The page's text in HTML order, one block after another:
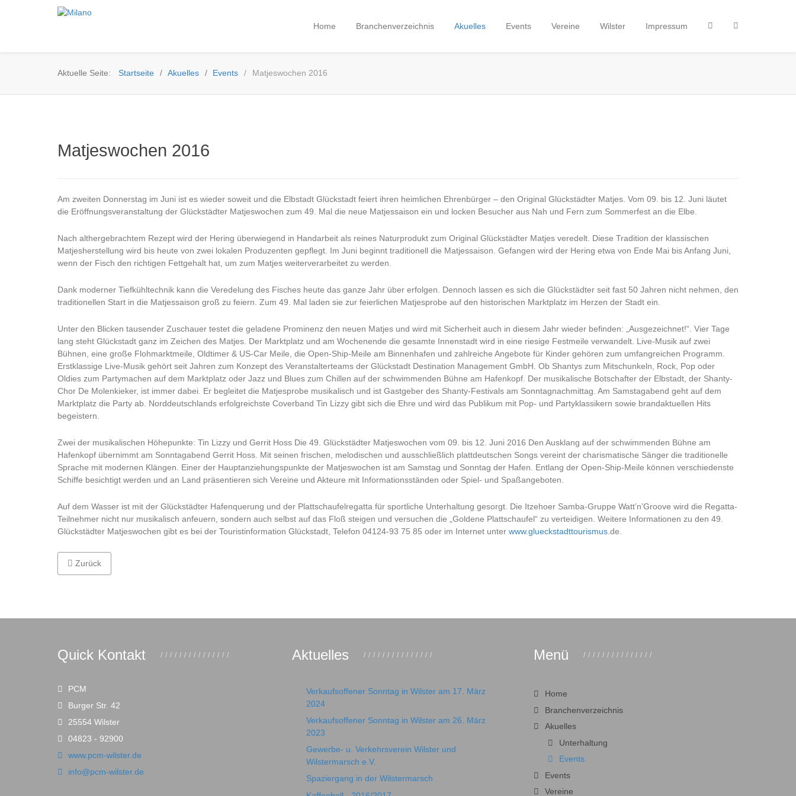
Home Branchenverzeichnis Akuelles Events Vereine Wilster Impressum
Aktuelle Seite: Startseite Akuelles Events Matjeswochen 2016
Matjeswochen 2016
Am zweiten Donnerstag im Juni ist es wieder soweit und die Elbstadt Glückstadt feiert ihren heimlichen Ehrenbürger – den Original Glückstädter Matjes. Vom 09. bis 12. Juni läutet
die Eröffnungsveranstaltung der Glückstädter Matjeswochen zum 49. Mal die neue Matjessaison ein und locken Besucher aus Nah und Fern zum Sommerfest an die Elbe.
Nach althergebrachtem Rezept wird der Hering überwiegend in Handarbeit als reines Naturprodukt zum Original Glückstädter Matjes veredelt. Diese Tradition der klassischen
Matjesherstellung wird bis heute von zwei lokalen Produzenten gepflegt. Im Juni beginnt traditionell die Matjessaison. Gefangen wird der Hering etwa von Ende Mai bis Anfang Juni,
wenn der Fisch den richtigen Fettgehalt hat, um zum Matjes weiterverarbeitet zu werden.
Dank moderner Tiefkühltechnik kann die Veredelung des Fisches heute das ganze Jahr über erfolgen. Dennoch lassen es sich die Glückstädter seit fast 50 Jahren nicht nehmen, den
traditionellen Start in die Matjessaison groß zu feiern. Zum 49. Mal laden sie zur feierlichen Matjesprobe auf den historischen Marktplatz im Herzen der Stadt ein.
Unter den Blicken tausender Zuschauer testet die geladene Prominenz den neuen Matjes und wird mit Sicherheit auch in diesem Jahr wieder befinden: „Ausgezeichnet!“. Vier Tage
lang steht Glückstadt ganz im Zeichen des Matjes. Der Marktplatz und am Wochenende die gesamte Innenstadt wird in eine riesige Festmeile verwandelt. Live-Musik auf zwei
Bühnen, eine große Flohmarktmeile, Oldtimer & US-Car Meile, die Open-Ship-Meile am Binnenhafen und zahlreiche Angebote für Kinder gehören zum umfangreichen Programm.
Erstklassige Live-Musik gehört seit Jahren zum Konzept des Veranstalterteams der Glückstadt Destination Management GmbH. Ob Shantys zum Mitschunkeln, Rock, Pop oder
Oldies zum Partymachen auf dem Marktplatz oder Jazz und Blues zum Chillen auf der schwimmenden Bühne am Hafenkopf. Der musikalische Botschafter der Elbstadt, der Shanty-
Chor De Molenkieker, ist immer dabei. Er begleitet die Matjesprobe musikalisch und ist Gastgeber des Shanty-Festivals am Sonntagnachmittag. Am Samstagabend geht auf dem
Marktplatz die Party ab. Norddeutschlands erfolgreichste Coverband Tin Lizzy gibt sich die Ehre und wird das Publikum mit Pop- und Partyklassikern sowie brandaktuellen Hits
begeistern.
Zwei der musikalischen Höhepunkte: Tin Lizzy und Gerrit Hoss Die 49. Glückstädter Matjeswochen vom 09. bis 12. Juni 2016 Den Ausklang auf der schwimmenden Bühne am
Hafenkopf übernimmt am Sonntagabend Gerrit Hoss. Mit seinen frischen, melodischen und ausschließlich plattdeutschen Songs vereint der charismatische Sänger die traditionelle
Sprache mit modernen Klängen. Einer der Hauptanziehungspunkte der Matjeswochen ist am Samstag und Sonntag der Hafen. Entlang der Open-Ship-Meile können verschiedenste
Schiffe besichtigt werden und an Land präsentieren sich Vereine und Akteure mit Informationsständen oder Spiel- und Spaßangeboten.
Auf dem Wasser ist mit der Glückstädter Hafenquerung und der Plattschaufelregatta für sportliche Unterhaltung gesorgt. Die Itzehoer Samba-Gruppe Watt’n’Groove wird die Regatta-
Teilnehmer nicht nur musikalisch anfeuern, sondern auch selbst auf das Floß steigen und versuchen die „Goldene Plattschaufel“ zu verteidigen. Weitere Informationen zu den 49.
Glückstädter Matjeswochen gibt es bei der Touristinformation Glückstadt, Telefon 04124-93 75 85 oder im Internet unter www.glueckstadttourismus.de.
Vorheriger Beitrag: Willkommen „Zum Wackinger“
Zurück
Quick Kontakt
PCM
Burger Str. 42
25554 Wilster
04823 - 92900
www.pcm-wilster.de
info@pcm-wilster.de
Aktuelles
Verkaufsoffener Sonntag in Wilster am 17. März
2024
Verkaufsoffener Sonntag in Wilster am 26. März
2023
Gewerbe- u. Verkehrsverein Wilster und
Wilstermarsch e.V.
Spaziergang in der Wilstermarsch
Menü
Home
Branchenverzeichnis
Akuelles
Unterhaltung
Events
Events
Vereine